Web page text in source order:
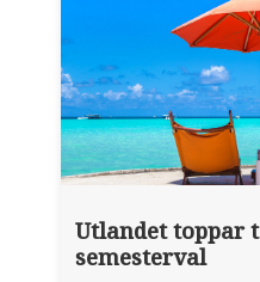
Utlandet toppar
semesterval